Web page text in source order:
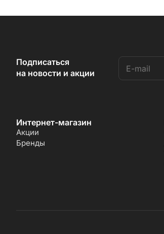
Подписаться
на новости и акции
Интернет-магазин
Акции
Бренды